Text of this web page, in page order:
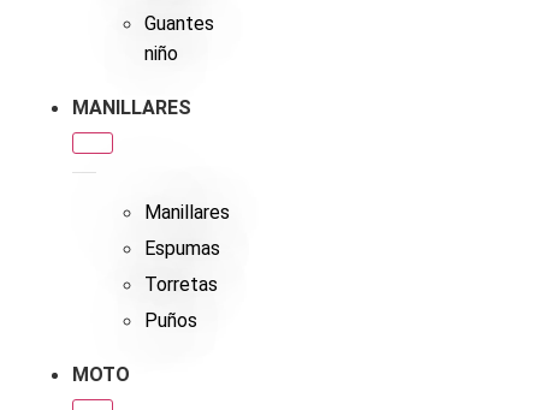
Guantes
niño
MANILLARES
Manillares
Espumas
Torretas
Puños
MOTO